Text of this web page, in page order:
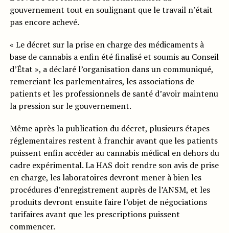
gouvernement tout en soulignant que le travail n’était
pas encore achevé.
« Le décret sur la prise en charge des médicaments à
base de cannabis a enfin été finalisé et soumis au Conseil
d’État », a déclaré l’organisation dans un communiqué,
remerciant les parlementaires, les associations de
patients et les professionnels de santé d’avoir maintenu
la pression sur le gouvernement.
Même après la publication du décret, plusieurs étapes
réglementaires restent à franchir avant que les patients
puissent enfin accéder au cannabis médical en dehors du
cadre expérimental. La HAS doit rendre son avis de prise
en charge, les laboratoires devront mener à bien les
procédures d’enregistrement auprès de l’ANSM, et les
produits devront ensuite faire l’objet de négociations
tarifaires avant que les prescriptions puissent
commencer.